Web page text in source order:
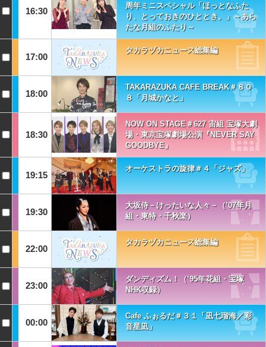
16:30
周年ミニスペシャル「ほっとなふた
り、とっておきのひととき。」～あら
たな月組のふたり～
17:00
タカラヅカニュース総集編
18:00
TAKARAZUKA CAFE BREAK＃８０
８「月城かなと」
18:30
NOW ON STAGE＃627 宙組 宝塚大劇
場・東京宝塚劇場公演『NEVER SAY
GOODBYE』
19:15
オーケストラの旋律＃４「ジャズ」
19:30
大坂侍－けったいな人々－（’07年月
組・東特・千秋楽）
22:00
タカラヅカニュース総集編
23:00
ダンディズム！（’95年花組・宝塚
NHK収録）
00:00
Cafe ふぉるだ＃３１「凪七瑠海／彩
音星凪」